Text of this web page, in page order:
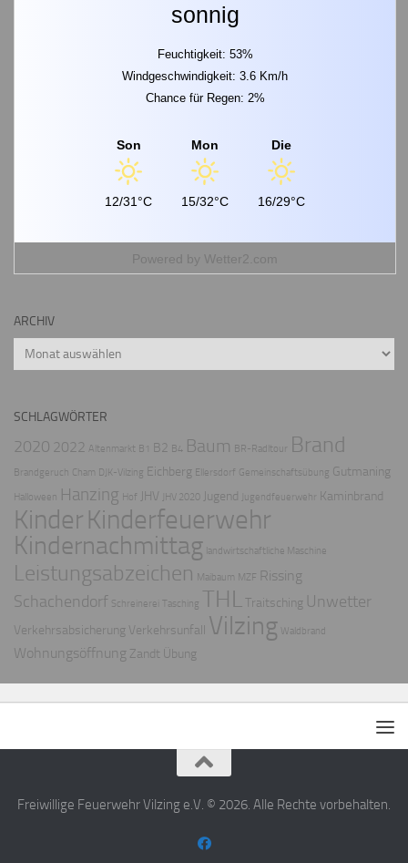
sonnig
Feuchtigkeit: 53%
Windgeschwindigkeit: 3.6 Km/h
Chance für Regen: 2%
Son
12/31°C
Mon
15/32°C
Die
16/29°C
Powered by Wetter2.com
ARCHIV
Archiv
SCHLAGWÖRTER
2020 2022 Altenmarkt B1 B2 B4 Baum BR-Radltour Brand
Brandgeruch Cham DJK-Vilzing Eichberg Ellersdorf Gemeinschaftsübung Gutmaning
Halloween Hanzing Hof JHV JHV 2020 Jugend Jugendfeuerwehr Kaminbrand
Kinder Kinderfeuerwehr
Kindernachmittag landwirtschaftliche Maschine
Leistungsabzeichen Maibaum MZF Rissing
Schachendorf Schreinerei Tasching THLTraitsching Unwetter
Verkehrsabsicherung Verkehrsunfall Vilzing Waldbrand
Wohnungsöffnung Zandt Übung
Freiwillige Feuerwehr Vilzing e.V. © 2026. Alle Rechte vorbehalten.